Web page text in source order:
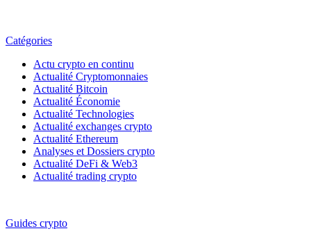
Catégories
Actu crypto en continu
Actualité Cryptomonnaies
Actualité Bitcoin
Actualité Économie
Actualité Technologies
Actualité exchanges crypto
Actualité Ethereum
Analyses et Dossiers crypto
Actualité DeFi & Web3
Actualité trading crypto
Guides crypto